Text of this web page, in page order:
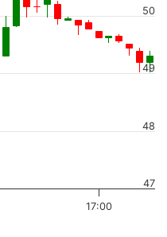
17:00
47
48
49
50